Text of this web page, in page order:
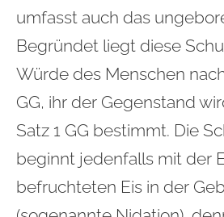
umfasst auch das
Begründet liegt diese
Würde des Menschen nach
GG, ihr der Gegenstand
Satz 1 GG bestimmt. Die
beginnt jedenfalls mit der
befruchteten Eis in der